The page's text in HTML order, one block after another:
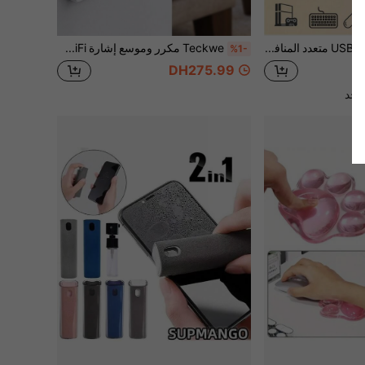
محول موزع USB 2.0 متعدد المنافذ 4 منافذ/7 منافذ، محور متعدد الوظائف 7 في 1 مع مفتاح تبديل USB، محول موزع محمول للكمبيوتر والكمبيوتر المحمول والهاتف وأقراص الفلاش والماوس والكيبورد وأجهزة الألعاب وMP3 والأقراص الصلبة وغيرها من الأجهزة الطرفية USB. متوافق مع الكمبيوتر الشخصي والكمبيوتر المحمول والأجهزة اللوحية وطابعة وكاميرا ومروحة USB وغيرها من الأجهزة USB. %1- Teckwe مكرر وموسع إشارة WiFi، معزز إشارة لاسلكي بهوائيات مزدوجة، مضخم نطاق WiFi قابل للتوصيل بالحائط للمنزل، يقضي على المناطق الميتة
DH275.99